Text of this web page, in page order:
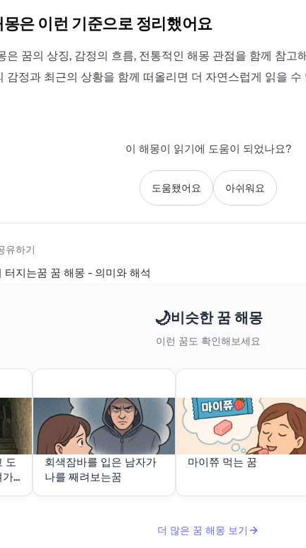
몽은 이런 기준으로 정리했어요
은 꿈의 상징, 감정의 흐름, 전통적인 해몽 관점을 함께 참고
감정과 최근의 상황을 함께 떠올리면 더 자연스럽게 읽을 수
이 해몽이 읽기에 도움이 되었나요?
도움됐어요 아쉬워요
유하기
터지는꿈 꿈 해몽 - 의미와 해석
🌙비슷한 꿈 해몽
이런 꿈도 확인해보세요
도
가
회색잠바를 입은 남자가
나를 째려보는꿈
마이쮸 먹는 꿈
더 많은 꿈 해몽 보기